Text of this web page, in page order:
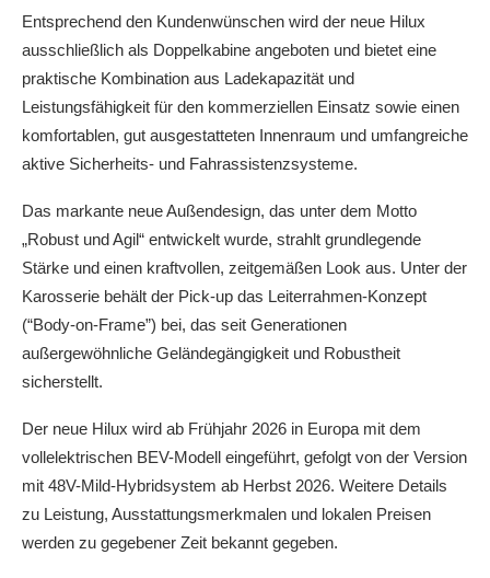
Entsprechend den Kundenwünschen wird der neue Hilux
ausschließlich als Doppelkabine angeboten und bietet eine
praktische Kombination aus Ladekapazität und
Leistungsfähigkeit für den kommerziellen Einsatz sowie einen
komfortablen, gut ausgestatteten Innenraum und umfangreiche
aktive Sicherheits- und Fahrassistenzsysteme.
Das markante neue Außendesign, das unter dem Motto
„Robust und Agil“ entwickelt wurde, strahlt grundlegende
Stärke und einen kraftvollen, zeitgemäßen Look aus. Unter der
Karosserie behält der Pick-up das Leiterrahmen-Konzept
(“Body-on-Frame”) bei, das seit Generationen
außergewöhnliche Geländegängigkeit und Robustheit
sicherstellt.
Der neue Hilux wird ab Frühjahr 2026 in Europa mit dem
vollelektrischen BEV-Modell eingeführt, gefolgt von der Version
mit 48V-Mild-Hybridsystem ab Herbst 2026. Weitere Details
zu Leistung, Ausstattungsmerkmalen und lokalen Preisen
werden zu gegebener Zeit bekannt gegeben.